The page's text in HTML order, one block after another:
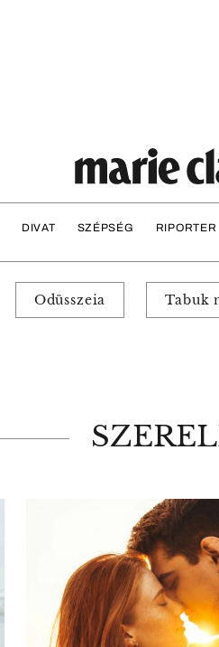
DIVAT SZÉPSÉG RIPORTER
Odüsszeia Tabuk